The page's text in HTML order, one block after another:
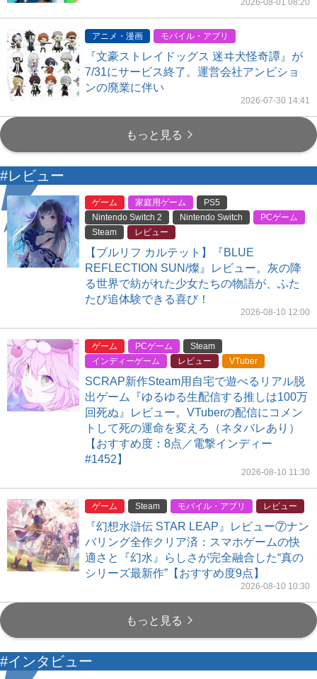
2026-08-01 08:20
アニメ・漫画 モバイル・アプリ
『文豪ストレイドッグス 迷ヰ犬怪奇譚』が
7/31にサービス終了。運営会社アンビショ
ンの廃業に伴い
2026-07-30 14:41
もっと見る
#レビュー
ゲーム 家庭用ゲーム
PS5
Nintendo Switch 2
Nintendo Switch
PCゲーム
Steam
レビュー
【ブルリフ カルテット】『BLUE
REFLECTION SUN/燦』レビュー。灰の降
る世界で紡がれた少女たちの物語が、ふた
たび追体験できる喜び！
2026-08-10 12:00
ゲーム PCゲーム
Steam
インディーゲーム
レビュー VTuber
SCRAP新作Steam用自宅で遊べるリアル脱
出ゲーム『ゆるゆる生配信する推しは100万
回死ぬ』レビュー。VTuberの配信にコメン
トして死の運命を変えろ（ネタバレあり）
【おすすめ度：8点／電撃インディー
#1452】
2026-08-10 11:30
ゲーム Steam モバイル・アプリ レビュー
『幻想水滸伝 STAR LEAP』レビュー⑦ナン
バリング全作クリア済：スマホゲームの快
適さと『幻水』らしさが完全融合した“真の
シリーズ最新作”【おすすめ度9点】
2026-08-10 10:30
もっと見る
#インタビュー